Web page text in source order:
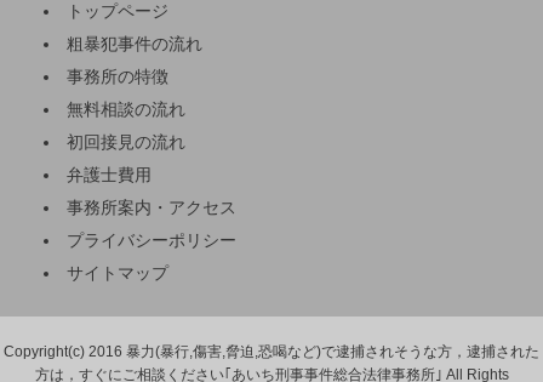
トップページ
粗暴犯事件の流れ
事務所の特徴
無料相談の流れ
初回接見の流れ
弁護士費用
事務所案内・アクセス
プライバシーポリシー
サイトマップ
Copyright(c) 2016 暴力(暴行,傷害,脅迫,恐喝など)で逮捕されそうな方，逮捕された
方は，すぐにご相談ください｢あいち刑事事件総合法律事務所｣ All Rights